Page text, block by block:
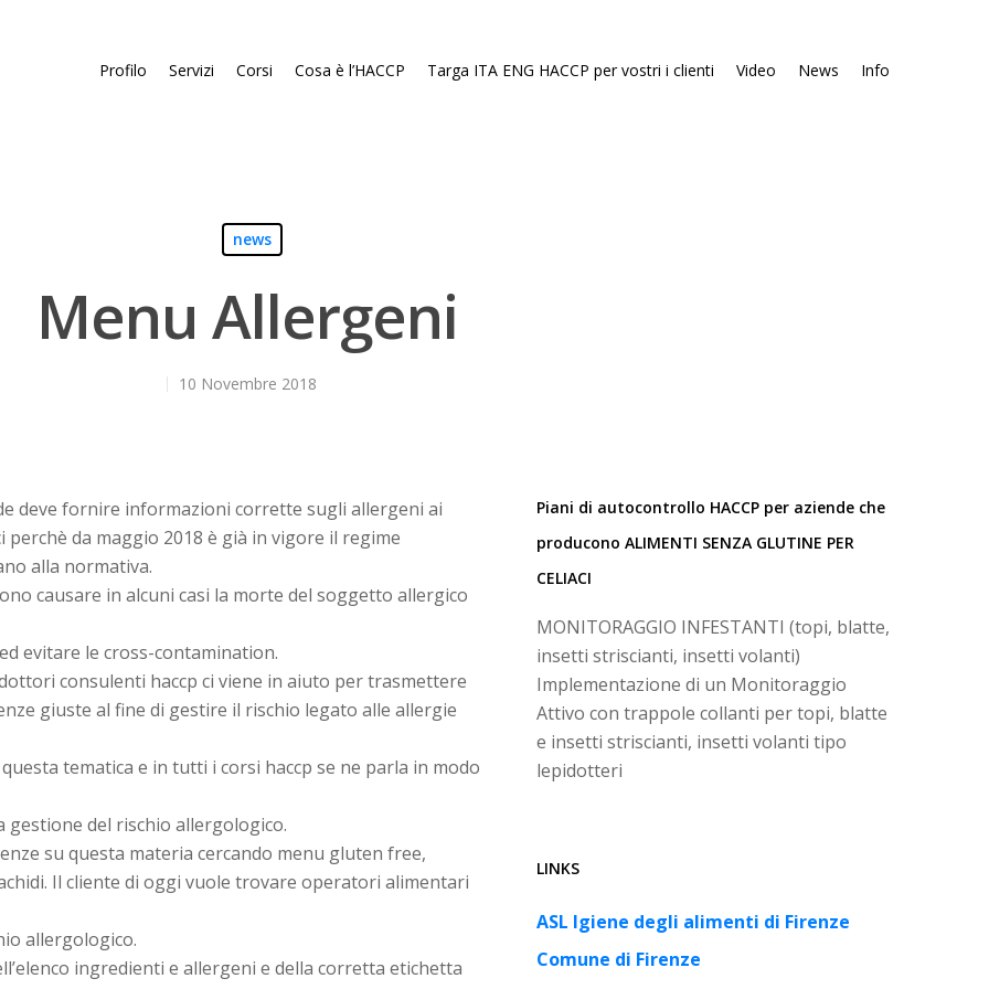
Profilo Servizi Corsi Cosa è l’HACCP Targa ITA ENG HACCP per vostri i clienti Video News Info
news
Menu Allergeni
10 Novembre 2018
deve fornire informazioni corrette sugli allergeni ai
da maggio 2018 è già in vigore il regime
alla normativa.
causare in alcuni casi la morte del soggetto allergico
evitare le cross-contamination.
consulenti haccp ci viene in aiuto per trasmettere
giuste al fine di gestire il rischio legato alle allergie
tematica e in tutti i corsi haccp se ne parla in modo
del rischio allergologico.
su questa materia cercando menu gluten free,
Il cliente di oggi vuole trovare operatori alimentari
allergologico.
ingredienti e allergeni e della corretta etichetta
Piani di autocontrollo HACCP per aziende che
producono ALIMENTI SENZA GLUTINE PER
CELIACI
MONITORAGGIO INFESTANTI (topi, blatte,
insetti striscianti, insetti volanti)
Implementazione di un Monitoraggio
Attivo con trappole collanti per topi, blatte
e insetti striscianti, insetti volanti tipo
lepidotteri
LINKS
ASL Igiene degli alimenti di Firenze
Comune di Firenze